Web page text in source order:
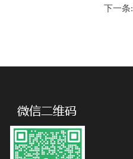
下一条: